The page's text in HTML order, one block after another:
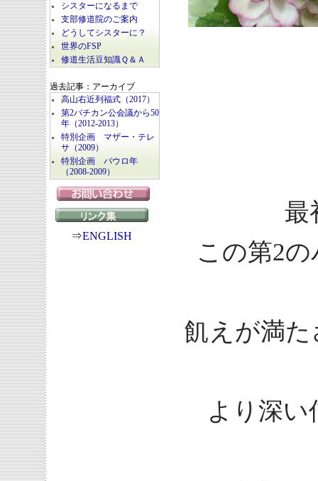
シスターになるまで
支部修道院のご案内
どうしてシスターに？
世界のFSP
修道生活豆知識Ｑ＆Ａ
過去記事：アーカイブ
高山右近列福式（2017）
第2バチカン公会議から50
年（2012-2013）
特別企画 マザー・テレ
サ（2009）
特別企画 パウロ年
（2008-2009）
⇒ENGLISH
最
この第2
飢えが満
より深